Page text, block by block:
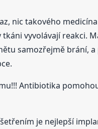
nic takového
vyvolávají reakci.
samozřejmě
Antibiotika
je nejlepší